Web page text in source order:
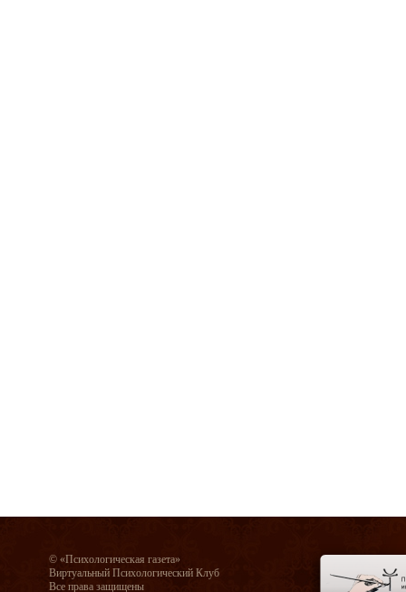
© «Психологическая газета»
Виртуальный Психологический Клуб
Все права защищены